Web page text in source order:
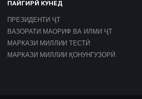
ПАЙГИРӢ КУНЕД
ПРЕЗИДЕНТИ ҶТ
ВАЗОРАТИ МАОРИФ ВА ИЛМИ ҶТ
МАРКАЗИ МИЛЛИИ ТЕСТӢ
МАРКАЗИ МИЛЛИИ ҚОНУНГУЗОРӢ